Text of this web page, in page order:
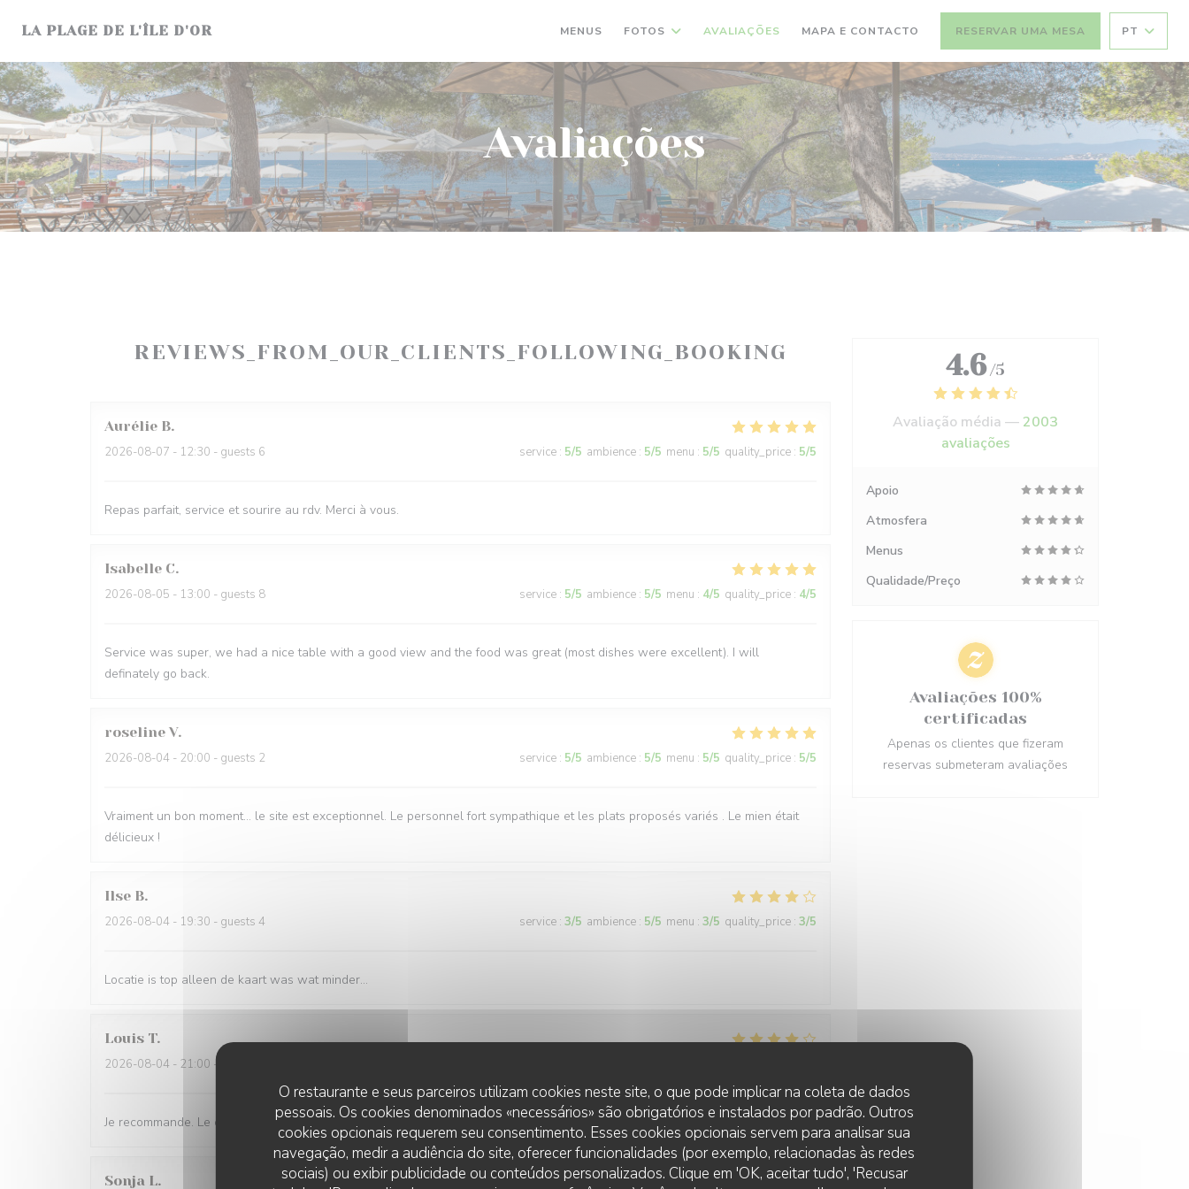
O restaurante e seus parceiros utilizam cookies neste site, o que pode implicar na coleta de dados
pessoais. Os cookies denominados «necessários» são obrigatórios e instalados por padrão. Outros
cookies opcionais requerem seu consentimento. Esses cookies opcionais servem para analisar sua
navegação, medir a audiência do site, oferecer funcionalidades (por exemplo, relacionadas às redes
sociais) ou exibir publicidade ou conteúdos personalizados. Clique em 'OK, aceitar tudo', 'Recusar
LA PLAGE DE L'ÎLE D'OR MENUS FOTOS AVALIAÇÕES MAPA E CONTACTO RESERVAR UMA MESA PT
Avaliações
REVIEWS_FROM_OUR_CLIENTS_FOLLOWING_BOOKING
Aurélie B
2026-08-07 - 12:30 - guests 6 service : 5/5 ambience : 5/5 menu : 5/5 quality_price : 5/5
Repas parfait, service et sourire au rdv. Merci à vous.
Isabelle C
2026-08-05 - 13:00 - guests 8 service : 5/5 ambience : 5/5 menu : 4/5 quality_price : 4/5
Service was super, we had a nice table with a good view and the food was great (most dishes were excellent). I will
definately go back.
roseline V
2026-08-04 - 20:00 - guests 2 service : 5/5 ambience : 5/5 menu : 5/5 quality_price : 5/5
Vraiment un bon moment… le site est exceptionnel. Le personnel fort sympathique et les plats proposés variés . Le mien était
délicieux !
Ilse B
2026-08-04 - 19:30 - guests 4 service : 3/5 ambience : 5/5 menu : 3/5 quality_price : 3/5
Locatie is top alleen de kaart was wat minder…
Louis T
2026-08-04 - 21:00 - guests 2
Je recommande. Le cadre ainsi que les plats sont délicieux. Personnel agréable.
Sonja L
4.6 /5
Avaliação média — 2003
avaliações
Apoio
Atmosfera
Menus
Qualidade/Preço
Avaliações 100%
certificadas
Apenas os clientes que fizeram
reservas submeteram avaliações